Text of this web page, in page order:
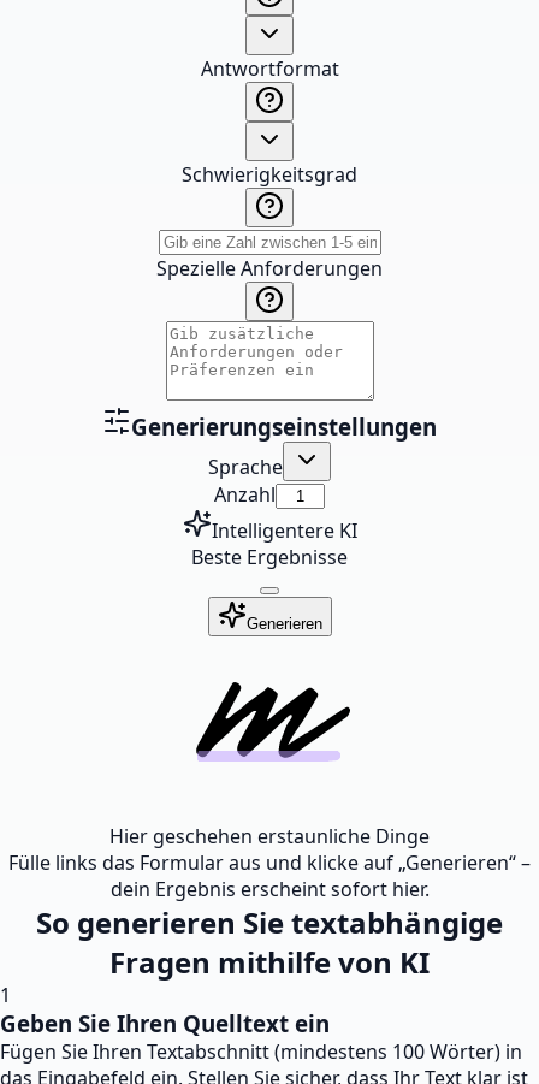
Antwortformat
Schwierigkeitsgrad
Spezielle Anforderungen
Generierungseinstellungen
Sprache
Anzahl
Intelligentere KI
Beste Ergebnisse
Generieren
Hier geschehen erstaunliche Dinge
Fülle links das Formular aus und klicke auf „Generieren“ –
dein Ergebnis erscheint sofort hier.
So generieren Sie textabhängige
Fragen mithilfe von KI
1
Geben Sie Ihren Quelltext ein
Fügen Sie Ihren Textabschnitt (mindestens 100 Wörter) in
das Eingabefeld ein. Stellen Sie sicher, dass Ihr Text klar ist